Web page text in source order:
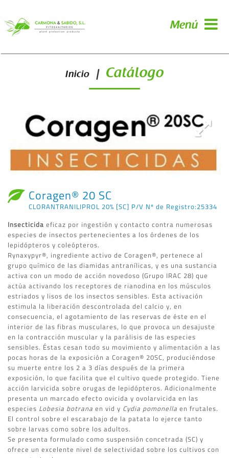
Menú
Inicio | Catálogo
Coragen® 20 SC
CLORANTRANILIPROL 20% [SC] P/V Nº de Registro:25334
Insecticida eficaz por ingestión y contacto contra numerosas
especies de insectos pertenecientes a los órdenes de los
lepidópteros y coleópteros.
Rynaxypyr®, ingrediente activo de Coragen®, pertenece al
grupo químico de las diamidas antranílicas, y es una sustancia
activa con un modo de acción novedoso (Grupo IRAC 28) que
actúa activando los receptores de rianodina en los músculos
estriados y lisos de los insectos sensibles. Esta activación
estimula la liberación descontrolada del calcio y, en
consecuencia, el agotamiento de las reservas de éste en el
interior de las fibras musculares, lo que provoca un desajuste
en la contracción muscular y la parálisis de las especies
sensibles. Éstas cesan todo su movimiento y alimentación a las
pocas horas de la exposición a Coragen® 20SC, produciéndose
su muerte entre los 2 a 3 días después de la primera
exposición, lo que facilita que el cultivo quede protegido. Tiene
acción larvicida sobre orugas de lepidópteros. Adicionalmente
presenta un marcado efecto ovicida y ovolarvicida en las
especies Lobesia botrana en vid y Cydia pomonella en frutales.
El control sobre el escarabajo de la patata lo ejerce tanto
sobre larvas como sobre los adultos.
Se presenta formulado como suspensión concetrada (SC) y
ofrece un excelente nivel de selectividad sobre los cultivos con